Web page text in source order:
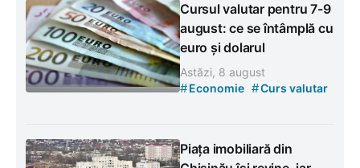
Cursul valutar pentru 7-9
august: ce se întâmplă cu
euro și dolarul
Astăzi, 8 august
#Economie #Curs valutar
Piața imobiliară din